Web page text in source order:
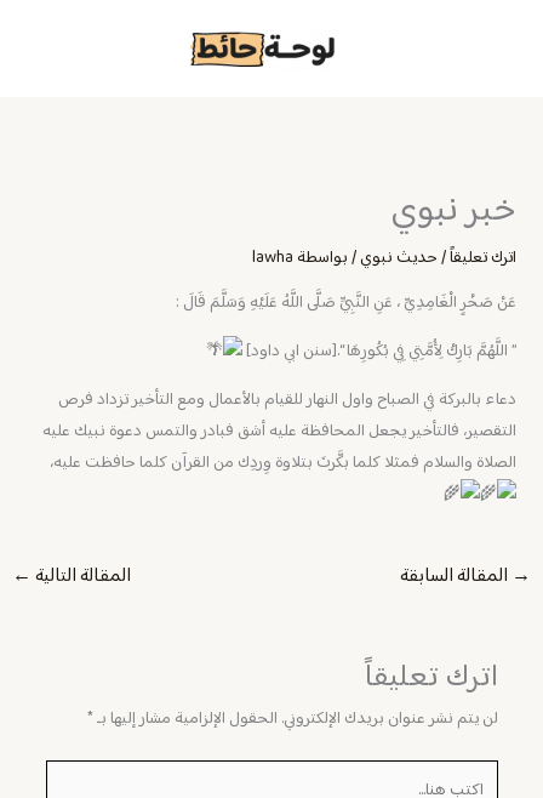
خبر نبوي
اترك تعليقاً/حديث نبوي/ بواسطة lawha
عَنْ صَخْرٍ الْغَامِدِيِّ ، عَنِ النَّبِيِّ صَلَّى اللَّهُ عَلَيْهِ وَسَلَّمَ قَالَ :
” اللَّهُمَّ بَارِكْ لِأُمَّتِي فِي بُكُورِهَا “.[سنن ابي داود]
دعاء بالبركة في الصباح واول النهار للقيام بالأعمال ومع التأخير تزداد فرص
التقصير، فالتأخير يجعل المحافظة عليه أشق فبادر والتمس دعوة نبيك عليه
الصلاة والسلام فمثلا كلما بكَّرتَ بتلاوة وِردِك من القرآن كلما حافظت عليه،
→ المقالة السابقة المقالة التالية ←
اترك تعليقاً
لن يتم نشر عنوان بريدك الإلكتروني. الحقول الإلزامية مشار إليها بـ*